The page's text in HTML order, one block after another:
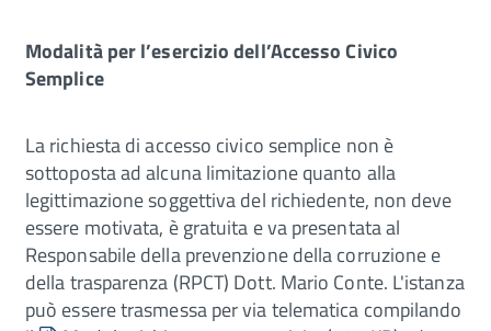
Modalità per l’esercizio dell’Accesso Civico
Semplice
La richiesta di accesso civico semplice non è
sottoposta ad alcuna limitazione quanto alla
legittimazione soggettiva del richiedente, non deve
essere motivata, è gratuita e va presentata al
Responsabile della prevenzione della corruzione e
della trasparenza (RPCT) Dott. Mario Conte. L'istanza
può essere trasmessa per via telematica compilando